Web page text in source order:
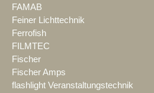
FAMAB
Feiner Lichttechnik
Ferrofish
FILMTEC
Fischer
Fischer Amps
flashlight Veranstaltungstechnik